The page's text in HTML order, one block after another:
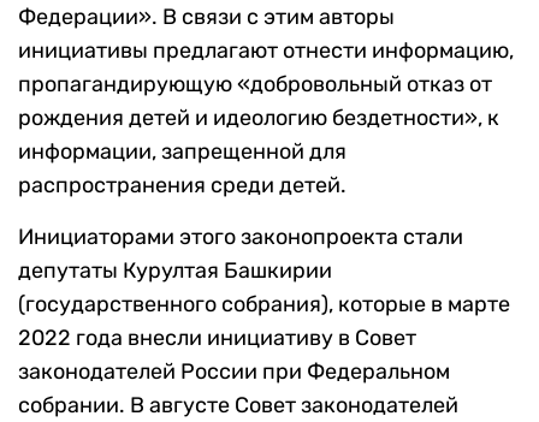
Федерации». В связи с этим авторы
инициативы предлагают отнести информацию,
пропагандирующую «добровольный отказ от
рождения детей и идеологию бездетности», к
информации, запрещенной для
распространения среди детей.
Инициаторами этого законопроекта стали
депутаты Курултая Башкирии
(государственного собрания), которые в марте
2022 года внесли инициативу в Совет
законодателей России при Федеральном
собрании. В августе Совет законодателей